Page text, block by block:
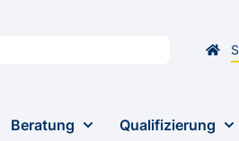
Beratung Qualifizierung